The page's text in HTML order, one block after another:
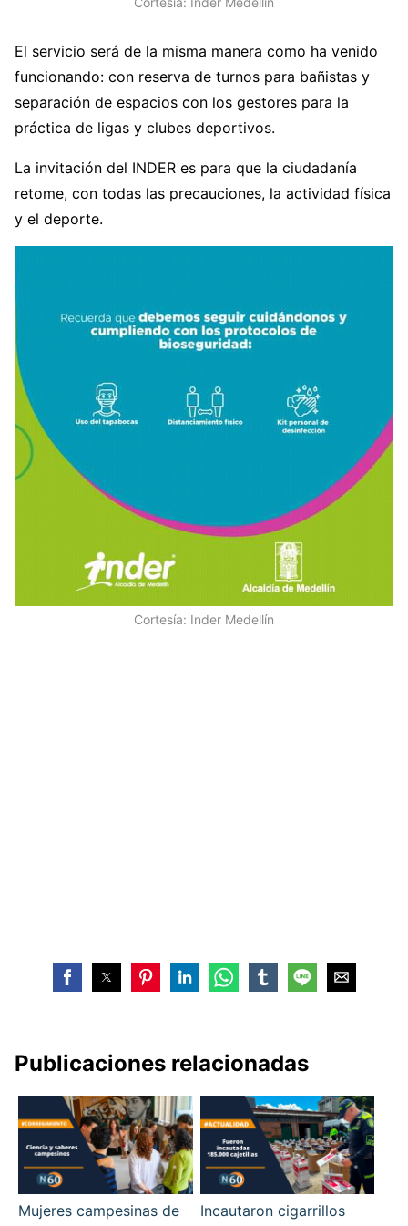
El servicio será de la misma manera como ha venido
funcionando: con reserva de turnos para bañistas y
separación de espacios con los gestores para la
práctica de ligas y clubes deportivos.
La invitación del INDER es para que la ciudadanía
retome, con todas las precauciones, la actividad física
y el deporte.
Cortesía: Inder Medellín
Publicaciones relacionadas
Mujeres campesinas de
Incautaron cigarrillos